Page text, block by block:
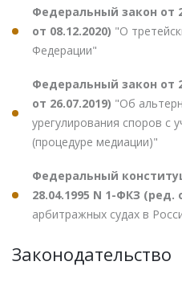
Федеральный закон от
от 08.12.2020) "О
Федерации"
Федеральный закон от
от 26.07.2019) "Об
урегулирования споров с
(процедуре медиации)"
Федеральный
28.04.1995 N 1-ФКЗ (ред.
арбитражных судах в
Законодательство